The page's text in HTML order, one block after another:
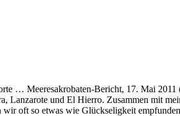
… Meeresakrobaten-Bericht, 17. Mai
Lanzarote und El Hierro. Zusammen mit
wir oft so etwas wie Glückseligkeit